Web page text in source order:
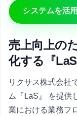
システムを活
売上向上の
化する『LaS
リクサス株式会社
ム『LaS』 を提供
業における業務フ